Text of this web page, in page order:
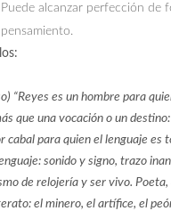
Puede alcanzar perfección de
pensamiento.
“Reyes es un hombre para
que una vocación o un
cabal para quien el lenguaje es
sonido y signo, trazo
de relojería y ser vivo.
el minero, el artífice, el